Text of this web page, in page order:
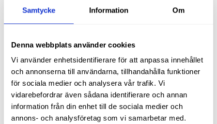
Samtycke Information Om
Denna webbplats använder cookies
Vi använder enhetsidentifierare för att anpassa innehållet
och annonserna till användarna, tillhandahålla funktioner
för sociala medier och analysera vår trafik. Vi
vidarebefordrar även sådana identifierare och annan
information från din enhet till de sociala medier och
annons- och analysföretag som vi samarbetar med.
från E4. Ta avfarten mot Skavsta flygplats.
Oscarsbergsvägen 11
611 39 Nyköping
Öppettider
Måndag - torsdag: 08.00 - 16.00
Fredag: 08.00 - 15.00
Alla och avvikande öppettider